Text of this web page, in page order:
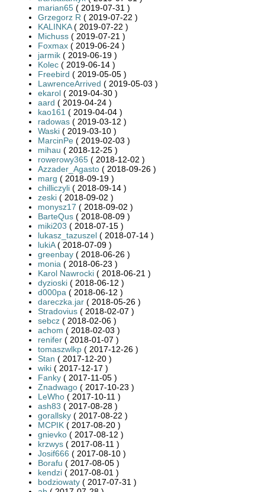
marian65 ( 2019-07-31 )
Grzegorz R ( 2019-07-22 )
KALINKA( 2019-07-22 )
Michuss ( 2019-07-21 )
Foxmax ( 2019-06-24 )
jarmik ( 2019-06-19 )
Kolec ( 2019-06-14 )
Freebird ( 2019-05-05 )
LawrenceArrived ( 2019-05-03 )
ekarol ( 2019-04-30 )
aard ( 2019-04-24 )
kao161 ( 2019-04-04 )
radowas ( 2019-03-12 )
Waski ( 2019-03-10 )
MarcinPe ( 2019-02-03 )
mihau ( 2018-12-25 )
rowerowy365 ( 2018-12-02 )
Azzader_Agasto ( 2018-09-26 )
marg ( 2018-09-19 )
chilliczyli ( 2018-09-14 )
zeski ( 2018-09-02 )
monysz17 ( 2018-09-02 )
BarteQus ( 2018-08-09 )
miki203 ( 2018-07-15 )
lukasz_tazuszel ( 2018-07-14 )
lukiA( 2018-07-09 )
greenbay ( 2018-06-26 )
monia ( 2018-06-23 )
Karol Nawrocki ( 2018-06-21 )
dyzioski ( 2018-06-12 )
d000pa ( 2018-06-12 )
dareczka.jar ( 2018-05-26 )
Stradovius ( 2018-02-07 )
sebcz ( 2018-02-06 )
achom ( 2018-02-03 )
renifer ( 2018-01-07 )
tomaszwlkp ( 2017-12-26 )
Stan ( 2017-12-20 )
wiki ( 2017-12-17 )
Fanky ( 2017-11-05 )
Znadwago ( 2017-10-23 )
LeWho ( 2017-10-11 )
ash83 ( 2017-08-28 )
gorallsky ( 2017-08-22 )
MCPIK ( 2017-08-20 )
gnievko ( 2017-08-12 )
krzwys ( 2017-08-11 )
Josif666 ( 2017-08-10 )
Borafu ( 2017-08-05 )
kendzi ( 2017-08-01 )
bodziowaty ( 2017-07-31 )